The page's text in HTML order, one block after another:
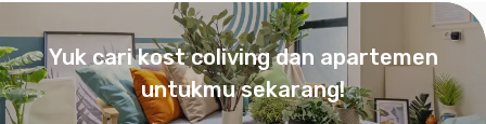
Yuk cari kost coliving dan apartemen
untukmu sekarang!